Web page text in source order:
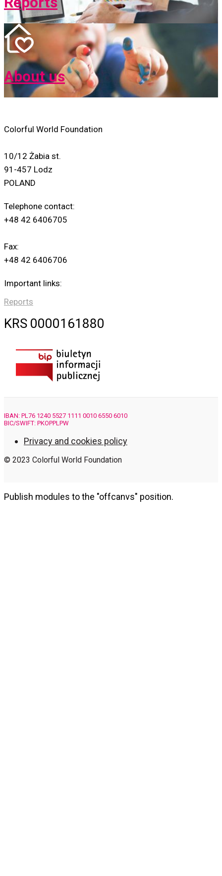
About us
Colorful World Foundation
10/12 Żabia st.
91-457 Lodz
POLAND
Telephone contact:
+48 42 6406705
Fax:
+48 42 6406706
Important links:
Reports
KRS 0000161880
IBAN: PL76 1240 5527 1111 0010 6550 6010
BIC/SWIFT: PKOPPLPW
Privacy and cookies policy
© 2023 Colorful World Foundation
Publish modules to the "offcanvs" position.